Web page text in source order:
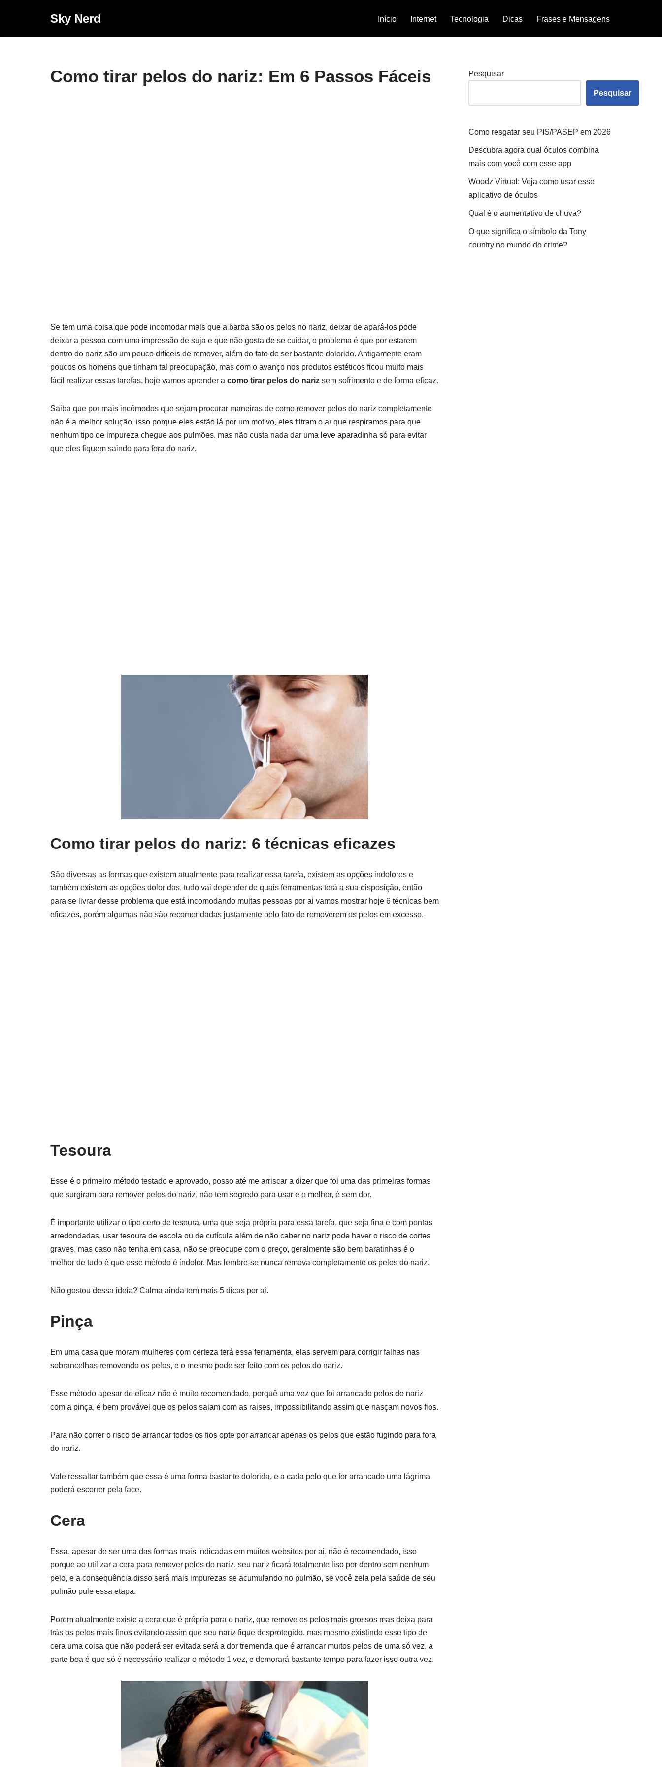
Sky Nerd Início Internet Tecnologia Dicas Frases e Mensagens
Como tirar pelos do nariz: Em 6 Passos Fáceis
Se tem uma coisa que pode incomodar mais que a barba são os pelos no nariz, deixar de apará-los pode
deixar a pessoa com uma impressão de suja e que não gosta de se cuidar, o problema é que por estarem
dentro do nariz são um pouco difíceis de remover, além do fato de ser bastante dolorido. Antigamente eram
poucos os homens que tinham tal preocupação, mas com o avanço nos produtos estéticos ficou muito mais
fácil realizar essas tarefas, hoje vamos aprender a como tirar pelos do nariz sem sofrimento e de forma eficaz.
Saiba que por mais incômodos que sejam procurar maneiras de como remover pelos do nariz completamente
não é a melhor solução, isso porque eles estão lá por um motivo, eles filtram o ar que respiramos para que
nenhum tipo de impureza chegue aos pulmões, mas não custa nada dar uma leve aparadinha só para evitar
que eles fiquem saindo para fora do nariz.
Como tirar pelos do nariz: 6 técnicas eficazes
São diversas as formas que existem atualmente para realizar essa tarefa, existem as opções indolores e
também existem as opções doloridas, tudo vai depender de quais ferramentas terá a sua disposição, então
para se livrar desse problema que está incomodando muitas pessoas por ai vamos mostrar hoje 6 técnicas bem
eficazes, porém algumas não são recomendadas justamente pelo fato de removerem os pelos em excesso.
Tesoura
Esse é o primeiro método testado e aprovado, posso até me arriscar a dizer que foi uma das primeiras formas
que surgiram para remover pelos do nariz, não tem segredo para usar e o melhor, é sem dor.
É importante utilizar o tipo certo de tesoura, uma que seja própria para essa tarefa, que seja fina e com pontas
arredondadas, usar tesoura de escola ou de cutícula além de não caber no nariz pode haver o risco de cortes
graves, mas caso não tenha em casa, não se preocupe com o preço, geralmente são bem baratinhas é o
melhor de tudo é que esse método é indolor. Mas lembre-se nunca remova completamente os pelos do nariz.
Não gostou dessa ideia? Calma ainda tem mais 5 dicas por ai.
Pinça
Em uma casa que moram mulheres com certeza terá essa ferramenta, elas servem para corrigir falhas nas
sobrancelhas removendo os pelos, e o mesmo pode ser feito com os pelos do nariz.
Esse método apesar de eficaz não é muito recomendado, porquê uma vez que foi arrancado pelos do nariz
com a pinça, é bem provável que os pelos saiam com as raises, impossibilitando assim que nasçam novos fios.
Para não correr o risco de arrancar todos os fios opte por arrancar apenas os pelos que estão fugindo para fora
do nariz.
Vale ressaltar também que essa é uma forma bastante dolorida, e a cada pelo que for arrancado uma lágrima
poderá escorrer pela face.
Cera
Essa, apesar de ser uma das formas mais indicadas em muitos websites por ai, não é recomendado, isso
porque ao utilizar a cera para remover pelos do nariz, seu nariz ficará totalmente liso por dentro sem nenhum
pelo, e a consequência disso será mais impurezas se acumulando no pulmão, se você zela pela saúde de seu
pulmão pule essa etapa.
Porem atualmente existe a cera que é própria para o nariz, que remove os pelos mais grossos mas deixa para
trás os pelos mais finos evitando assim que seu nariz fique desprotegido, mas mesmo existindo esse tipo de
cera uma coisa que não poderá ser evitada será a dor tremenda que é arrancar muitos pelos de uma só vez, a
parte boa é que só é necessário realizar o método 1 vez, e demorará bastante tempo para fazer isso outra vez.
Pesquisar
Pesquisar
Como resgatar seu PIS/PASEP em 2026
Descubra agora qual óculos combina
mais com você com esse app
Woodz Virtual: Veja como usar esse
aplicativo de óculos
Qual é o aumentativo de chuva?
O que significa o símbolo da Tony
country no mundo do crime?